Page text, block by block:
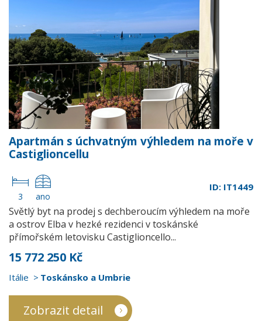
Apartmán s úchvatným výhledem na moře v
Castiglioncellu
3 ano
ID: IT1449
Světlý byt na prodej s dechberoucím výhledem na moře
a ostrov Elba v hezké rezidenci v toskánské
přímořském letovisku Castiglioncello...
15 772 250 Kč
Itálie Toskánsko a Umbrie
Zobrazit detail